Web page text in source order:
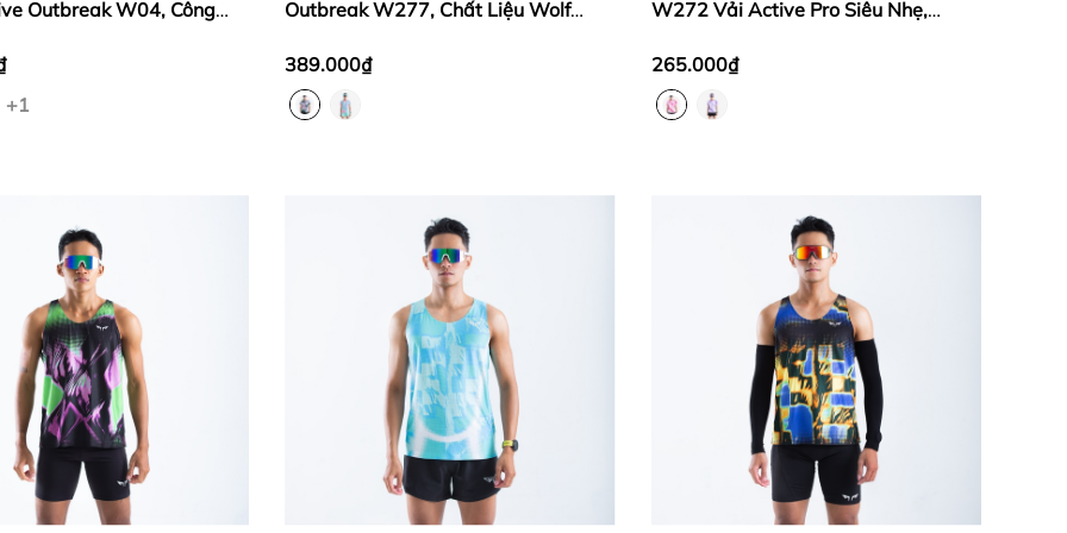
Outbreak W04, Công
+1
Outbreak W277, Chất Liệu Wolf
389.000₫
W272 Vải Active Pro Siêu Nhẹ,
265.000₫